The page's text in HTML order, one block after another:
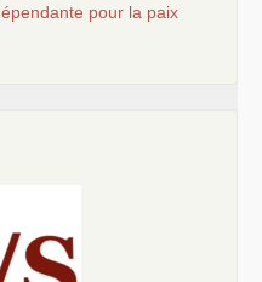
pour la paix